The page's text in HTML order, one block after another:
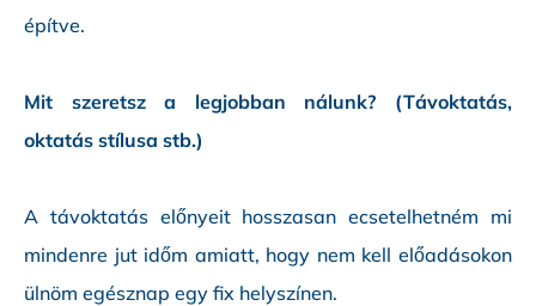
építve.
Mit szeretsz a legjobban nálunk? (Távoktatás,
oktatás stílusa stb.)
A távoktatás előnyeit hosszasan ecsetelhetném mi
mindenre jut időm amiatt, hogy nem kell előadásokon
ülnöm egésznap egy fix helyszínen.